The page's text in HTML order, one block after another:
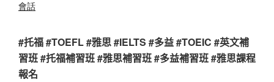
會話
#托福 #TOEFL #雅思 #IELTS #多益 #TOEIC #英文補
習班 #托福補習班 #雅思補習班 #多益補習班 #雅思課程
報名